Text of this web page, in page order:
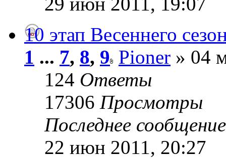
10 этап Весеннего
1 ... 7, 8, 9 Pioner » 04
124 Ответы
17306 Просмотры
Последнее
22 июн 2011, 20:27